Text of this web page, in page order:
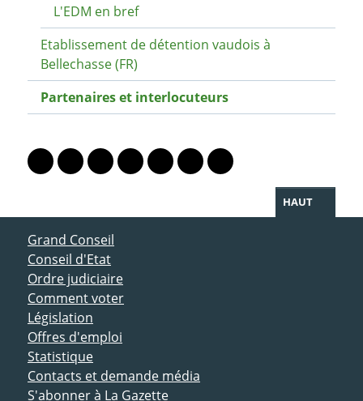
L'EDM en bref
Etablissement de détention vaudois à
Bellechasse (FR)
Partenaires et interlocuteurs
Lien vers le profil Mastodon
Lien vers le profil Bluesky
Lien vers le profil Instagram
Lien vers le profil Linkedin
Lien vers le profil Facebook
Lien vers le profil Twitter
Partager par WhatsApp
HAUT
ACCÈS DIRECT
Grand Conseil
Conseil d'Etat
Ordre judiciaire
Comment voter
Législation
Offres d'emploi
Statistique
Contacts et demande média
S'abonner à La Gazette